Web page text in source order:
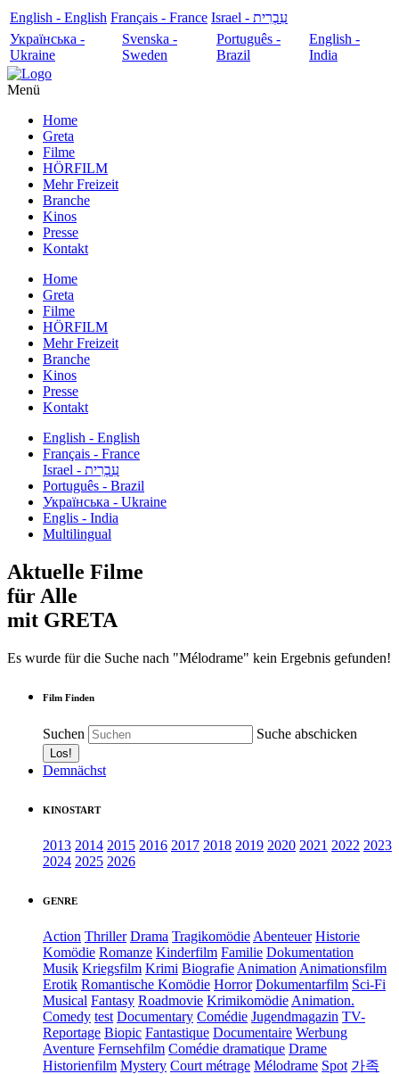
English - English Français - France
עִבְרִית - Israel
Українська -
Ukraine
Svenska -
Sweden
Português -
Brazil
English -
India
Menü
Home
Greta
Filme
HÖRFILM
Mehr Freizeit
Branche
Kinos
Presse
Kontakt
Home
Greta
Filme
HÖRFILM
Mehr Freizeit
Branche
Kinos
Presse
Kontakt
English - English
Français - France
עִבְרִית - Israel
Português - Brazil
Українська - Ukraine
Englis - India
Multilingual
Aktuelle Filme
für Alle
mit GRETA
Es wurde für die Suche nach "Mélodrame" kein Ergebnis gefunden!
Film Finden
Suchen Suche abschicken
Demnächst
KINOSTART
2013 2014 2015 2016 2017 2018 2019 2020 2021 2022 2023
2024 2025 2026
GENRE
Action Thriller Drama Tragikomödie Abenteuer Historie
Komödie Romanze Kinderfilm Familie Dokumentation
Musik Kriegsfilm Krimi Biografie Animation Animationsfilm
Erotik Romantische Komödie Horror Dokumentarfilm Sci-Fi
Musical Fantasy Roadmovie Krimikomödie Animation.
Comedy test Documentary Comédie Jugendmagazin TV-
Reportage Biopic Fantastique Documentaire Werbung
Aventure Fernsehfilm Comédie dramatique Drame
Historienfilm Mystery Court métrage Mélodrame Spot 가족